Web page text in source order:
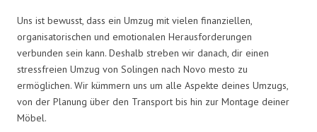
Uns ist bewusst, dass ein Umzug mit vielen finanziellen,
organisatorischen und emotionalen Herausforderungen
verbunden sein kann. Deshalb streben wir danach, dir einen
stressfreien Umzug von Solingen nach Novo mesto zu
ermöglichen. Wir kümmern uns um alle Aspekte deines Umzugs,
von der Planung über den Transport bis hin zur Montage deiner
Möbel.